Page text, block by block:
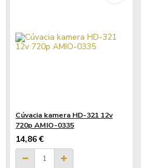
Cúvacia kamera HD-321 12v
720p AMIO-0335
14,86 €